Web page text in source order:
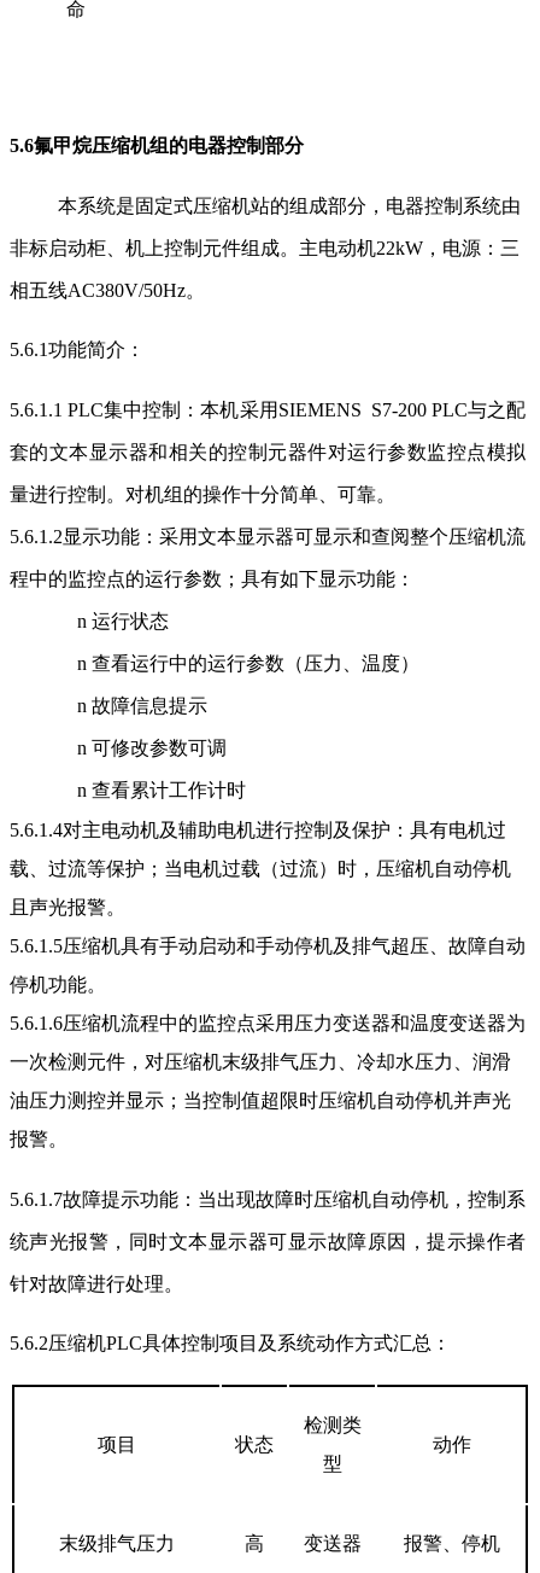
命
5.6氟甲烷压缩机组 的电器控制部分
本系统是固定式压缩机站的组成部分，电器控制系统由
非标启动柜、机上控制元件组成。主电动机22kW，电源：三
相五线AC380V/50Hz。
5.6.1功能简介：
5.6.1.1 PLC集中控制：本机采用SIEMENS S7-200 PLC与之配
套的文本显示器和相关的控制元器件对运行参数监控点模拟
量进行控制。对机组的操作十分简单、可靠。
5.6.1.2显示功能： 采用文本显示器可显示和查阅整个压缩机流
程中的监控点的运行参数； 具有如下显示功能：
n 运行状态
n 查看运行中的运行参数（压力、温度）
n 故障信息提示
n 可修改参数可调
n 查看累计工作计时
5.6.1.4对主电动机及辅助电机进行控制及保护：具有电机过
载、过流等保护；当电机过载（过流）时，压缩机自动停机
且声光报警。
5.6.1.5压缩机具有手动启动和手动停机及排气超压、故障自动
停机功能。
5.6.1.6压缩机流程中的监控点采用压力变送器和温度变送器为
一次检测元件，对压缩机末级排气压力、冷却水压力、润滑
油压力测控并显示；当控制值超限时压缩机自动停机并声光
报警。
5.6.1.7故障提示功能：当出现故障时压缩机自动停机，控制系
统声光报警，同时文本显示器可显示故障原因，提示操作者
针对故障进行处理。
5.6.2压缩机PLC具体控制项目及系统动作方式汇总：
项目 状态
检测类
型
动作
末级排气压力 高 变送器 报警、停机